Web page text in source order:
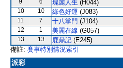
9
6 瑰麗人生 (H044)
10
10 綠色好運 (J083)
11
7 十八掌門 (J104)
12
1 美麗在線 (G057)
13
13 鹿鼎記 (E245)
備註: 賽事特別情況索引
派彩